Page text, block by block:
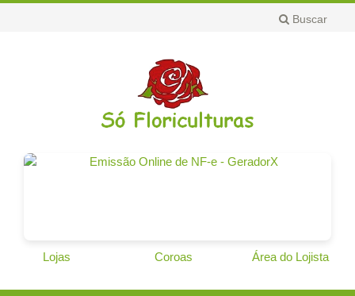
Buscar
Lojas Coroas Área do Lojista